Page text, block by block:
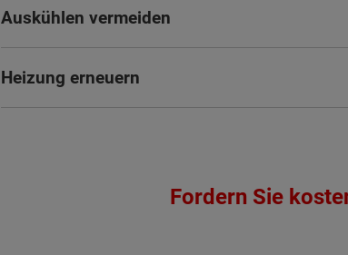
Auskühlen vermeiden
Heizung erneuern
Fordern Sie